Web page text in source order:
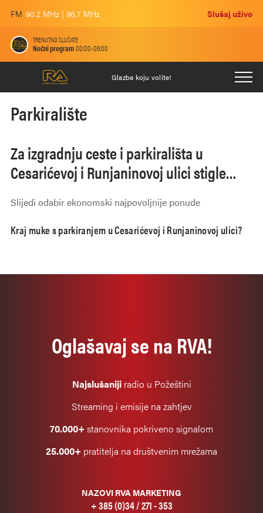
FM 90.2 MHz | 96.7 MHz Slušaj uživo
TRENUTNO SLUŠATE
Noćni program00:00-06:00
Glazba koju volite!
Parkiralište
Za izgradnju ceste i parkirališta u
Cesarićevoj i Runjaninovoj ulici stigle
Slijedi odabir ekonomski najpovoljnije ponude
Kraj muke s parkiranjem u Cesarićevoj i Runjaninovoj ulici?
Oglašavaj se na RVA!
Najslušanijiradio u Požeštini
Streaming i emisije na zahtjev
70.000+stanovnika pokriveno signalom
25.000+ pratitelja na društvenim mrežama
NAZOVI RVA MARKETING
+ 385 (0)34 / 271 - 353